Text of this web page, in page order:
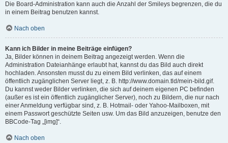
Die Board-Administration kann auch die Anzahl der Smileys begrenzen, die du
in einem Beitrag benutzen kannst.
Nach oben
Kann ich Bilder in meine Beiträge einfügen?
Ja, Bilder können in deinem Beitrag angezeigt werden. Wenn die
Administration Dateianhänge erlaubt hat, kannst du das Bild auch direkt
hochladen. Ansonsten musst du zu einem Bild verlinken, das auf einem
öffentlich zugänglichen Server liegt, z. B. http://www.domain.tld/mein-bild.gif.
Du kannst weder Bilder verlinken, die sich auf deinem eigenen PC befinden
(außer es ist ein öffentlich zugänglicher Server), noch zu Bildern, die nur nach
einer Anmeldung verfügbar sind, z. B. Hotmail- oder Yahoo-Mailboxen, mit
einem Passwort geschützte Seiten usw. Um das Bild anzuzeigen, benutze den
BBCode-Tag „[img]“.
Nach oben